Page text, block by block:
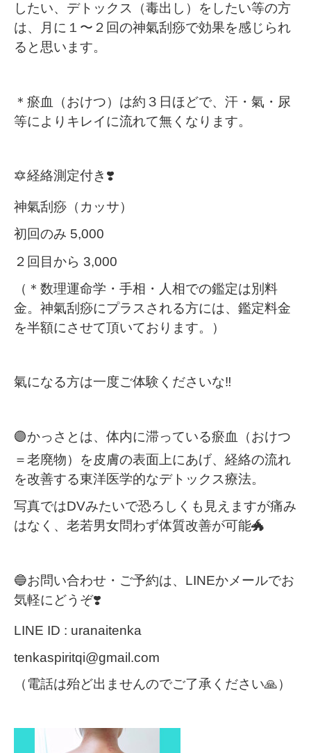
したい、デトックス（毒出し）をしたい等の方
は、月に１〜２回の神氣刮痧で効果を感じられ
ると思います。
＊瘀血（おけつ）は約３日ほどで、汗・氣・尿
等によりキレイに流れて無くなります。
🔯経絡測定付き ❣️
神氣刮痧（カッサ）
初回のみ 5,000
２回目から 3,000
（＊数理運命学・手相・人相での鑑定は別料
金。神氣刮痧にプラスされる方には、鑑定料金
を半額にさせて頂いております。）
氣になる方は一度ご体験くださいな‼️
🟣かっさとは、体内に滞っている瘀血（おけつ
＝老廃物）を皮膚の表面上にあげ、経絡の流れ
を改善する東洋医学的なデトックス療法。
写真ではDVみたいで恐ろしくも見えますが痛み
はなく、老若男女問わず体質改善が可能🐲
🔵お問い合わせ・ご予約は、 LINEかメールでお
気軽にどうぞ❣️
LINE ID : uranaitenka
tenkaspiritqi@gmail.com
（電話は殆ど出ませんのでご了承ください🙏）